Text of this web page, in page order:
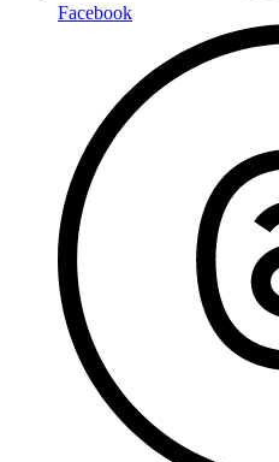
Facebook